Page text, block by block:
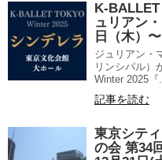
K-
ュリアン
日（木）
ジュリアン・
リンシパル）
Winter 2025『
記事を読む
東京シテ
の会 第34